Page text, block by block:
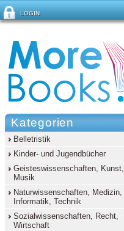
Kategorien
Belletristik
Kinder- und Jugendbücher
Geisteswissenschaften, Kunst,
Musik
Naturwissenschaften, Medizin,
Informatik, Technik
Sozialwissenschaften, Recht,
Wirtschaft
LOGIN
Passwort vergessen?